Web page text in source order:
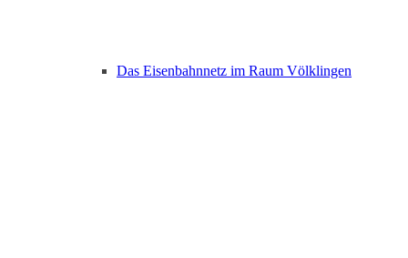
Das Eisenbahnnetz im Raum Völklingen